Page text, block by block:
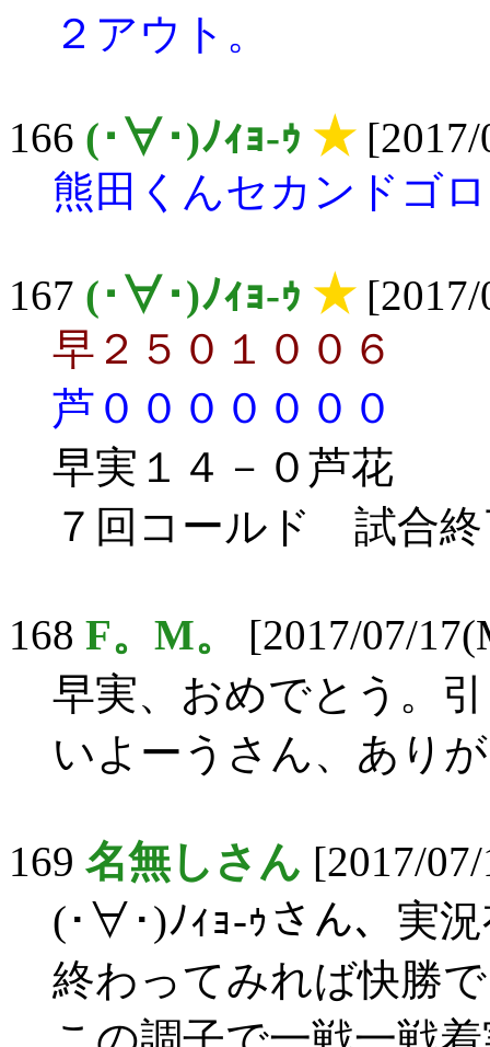
２アウト。
166 (･∀･)ﾉｨｮ-ｩ ★[2017/
熊田くんセカンドゴ
167 (･∀･)ﾉｨｮ-ｩ ★[2017/
早２５０１００６
芦０００００００
早実１４－０芦花
７回コールド 試合終
168 F。M。
[2017/07/
早実、おめでとう。
いよーうさん、あり
169 名無しさん [2017/
(･∀･)ﾉｨｮ-ｩさん、実
終わってみれば快勝